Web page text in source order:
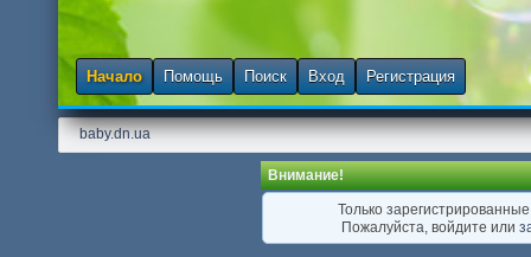
Начало Помощь Поиск Вход Регистрация
baby.dn.ua
Внимание!
Только
Пожалуйста, войдите или